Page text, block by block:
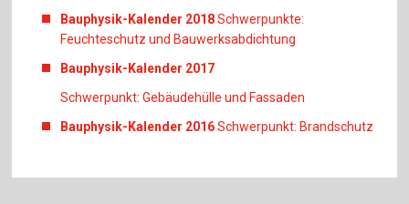
Bauphysik-Kalender 2018Schwerpunkte:
Feuchteschutz und Bauwerksabdichtung
Bauphysik-Kalender 2017
Schwerpunkt: Gebäudehülle und Fassaden
Bauphysik-Kalender 2016Schwerpunkt: Brandschutz